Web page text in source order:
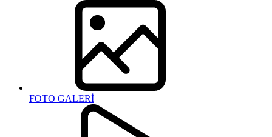
FOTO GALERİ